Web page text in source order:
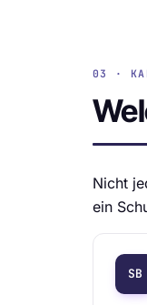
03 ·
Nicht
ein